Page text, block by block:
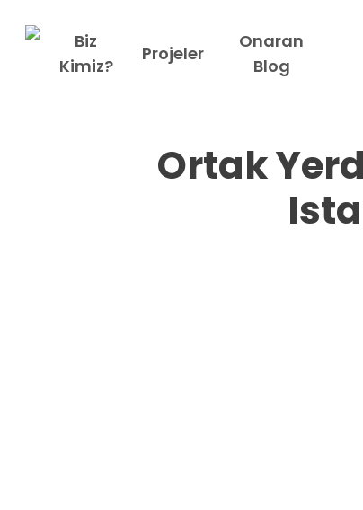
Biz
Kimiz?
Projeler
Onaran
Blog
Ortak